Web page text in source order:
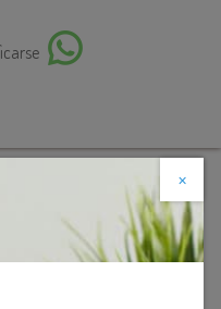
×
Descuento web
20X20